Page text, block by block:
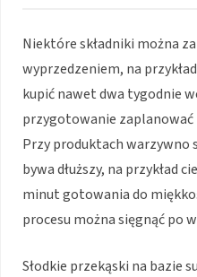
Niektóre składniki można
wyprzedzeniem, na
kupić nawet dwa tygodnie
przygotowanie zaplanować
Przy produktach warzywno
bywa dłuższy, na przykład
minut gotowania do
procesu można sięgnąć po
Słodkie przekąski na bazie